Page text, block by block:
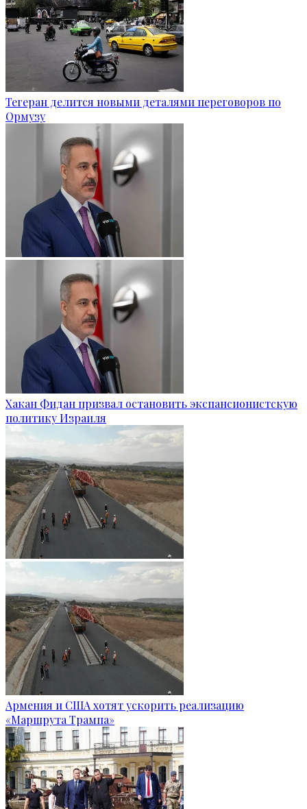
Тегеран делится новыми деталями переговоров по
Ормузу
Хакан Фидан призвал остановить экспансионистскую
политику Израиля
Армения и США хотят ускорить реализацию
«Маршрута Трампа»